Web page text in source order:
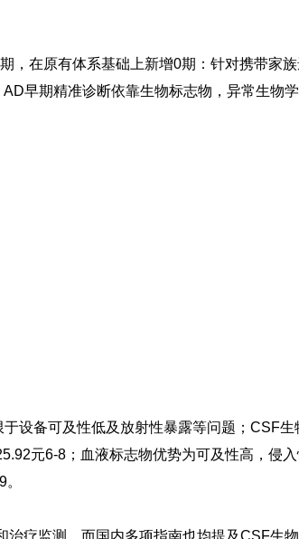
，在原有体系基础上新增0期：针对携带家
AD早期精准诊断依靠生物标志物，异常生物
设备可及性低及放射性暴露等问题；CSF生
元6-8 ； 血液标志物优势为可及性高，侵入
9。